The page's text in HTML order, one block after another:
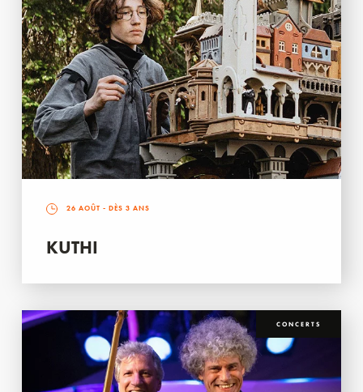
26 AOÛT - DÈS 3 ANS
KUTHI
CONCERTS